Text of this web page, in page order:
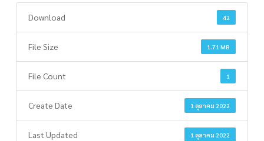
42
Download
1.71 MB
File Size
1
File Count
1 ตุลาคม 2022
Create Date
1 ตุลาคม 2022
Last Updated